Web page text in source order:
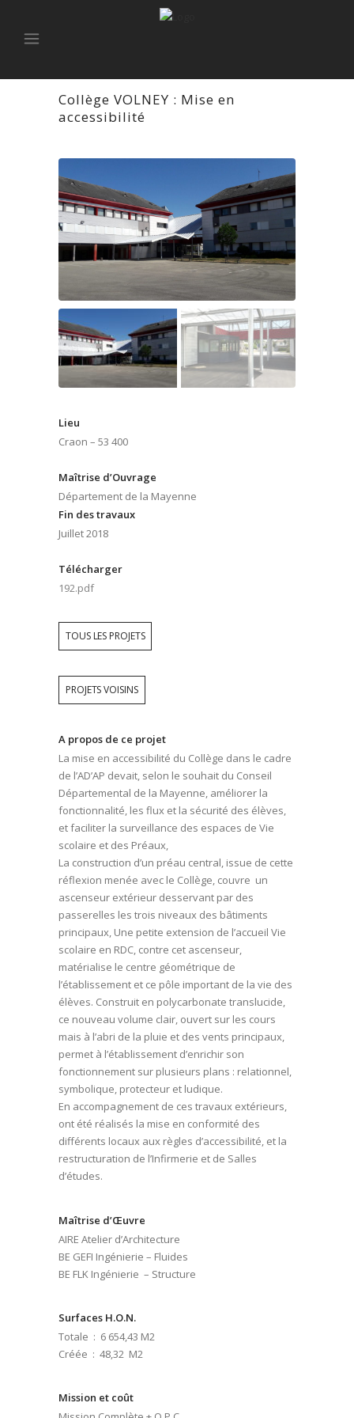
Collège VOLNEY : Mise en
accessibilité
Lieu
Craon – 53 400
Maîtrise d’Ouvrage
Département de la Mayenne
Fin des travaux
Juillet 2018
Télécharger
192.pdf
TOUS LES PROJETS
PROJETS VOISINS
A propos de ce projet
La mise en accessibilité du Collège dans le cadre
de l’AD’AP devait, selon le souhait du Conseil
Départemental de la Mayenne, améliorer la
fonctionnalité, les flux et la sécurité des élèves,
et faciliter la surveillance des espaces de Vie
scolaire et des Préaux,
La construction d’un préau central, issue de cette
réflexion menée avec le Collège, couvre un
ascenseur extérieur desservant par des
passerelles les trois niveaux des bâtiments
principaux, Une petite extension de l’accueil Vie
scolaire en RDC, contre cet ascenseur,
matérialise le centre géométrique de
l’établissement et ce pôle important de la vie des
élèves. Construit en polycarbonate translucide,
ce nouveau volume clair, ouvert sur les cours
mais à l’abri de la pluie et des vents principaux,
permet à l’établissement d’enrichir son
fonctionnement sur plusieurs plans : relationnel,
symbolique, protecteur et ludique.
En accompagnement de ces travaux extérieurs,
ont été réalisés la mise en conformité des
différents locaux aux règles d’accessibilité, et la
restructuration de l’Infirmerie et de Salles
d’études.
Maîtrise d’Œuvre
AIRE Atelier d’Architecture
BE GEFI Ingénierie – Fluides
BE FLK Ingénierie – Structure
Surfaces H.O.N.
Totale : 6 654,43 M2
Créée : 48,32 M2
Mission et coût